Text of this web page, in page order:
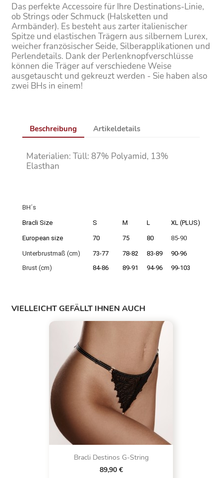
Das perfekte Accessoire für Ihre Destinations-Linie,
ob Strings oder Schmuck (Halsketten und
Armbänder). Es besteht aus zarter italienischer
Spitze und elastischen Trägern aus silbernem Lurex,
weicher französischer Seide, Silberapplikationen und
Perlendetails. Dank der Perlenknopfverschlüsse
können die Träger auf verschiedene Weise
ausgetauscht und gekreuzt werden - Sie haben also
zwei BHs in einem!
Beschreibung Artikeldetails
Materialien: Tüll: 87% Polyamid, 13%
Elasthan
BH´s
Bracli Size S M L XL (PLUS)
European size 70 75 80 85-90
Unterbrustmaß (cm) 73-77 78-82 83-89
90-96
Brust (cm)
84-86 89-91 94-96 99-103
VIELLEICHT GEFÄLLT IHNEN AUCH
Bracli Destinos G-String
89,90 €